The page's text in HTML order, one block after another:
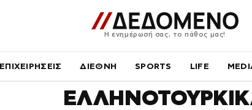
Η ενημέρωσή σας, το πάθος μας!
ΕΠΙΧΕΙΡΗΣΕΙΣ ΔΙΕΘΝΗ SPORTS LIFE